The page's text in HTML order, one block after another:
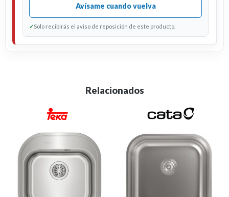
Avísame cuando vuelva
✓Solo recibirás el aviso de reposición de este producto.
Relacionados